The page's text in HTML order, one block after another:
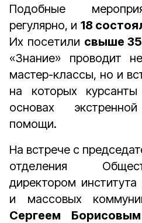
Подобные
регулярно, и 18
Их посетили свыше
«Знание» проводит
мастер-классы, но и
на которых
основах
помощи.
На встрече с
отделения
директором
и массовых
Сергеем Борисовым